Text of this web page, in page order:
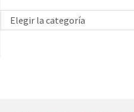
Elegir la categoría